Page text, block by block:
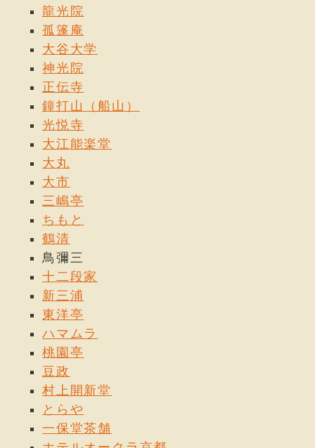
龍光院
孤篷庵
大谷大学
神光院
正伝寺
鐘打山（船山）
光悦寺
大江能楽堂
大丸
大市
三嶋亭
ちもと
鶴清
鳥彌三
十二段家
新三浦
東洋亭
ハマムラ
桃園亭
豆政
村上開新堂
とらや
一保堂茶舗